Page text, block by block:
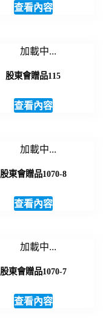
查看內容
股東會贈品115
查看內容
股東會贈品1070-8
查看內容
股東會贈品1070-7
查看內容